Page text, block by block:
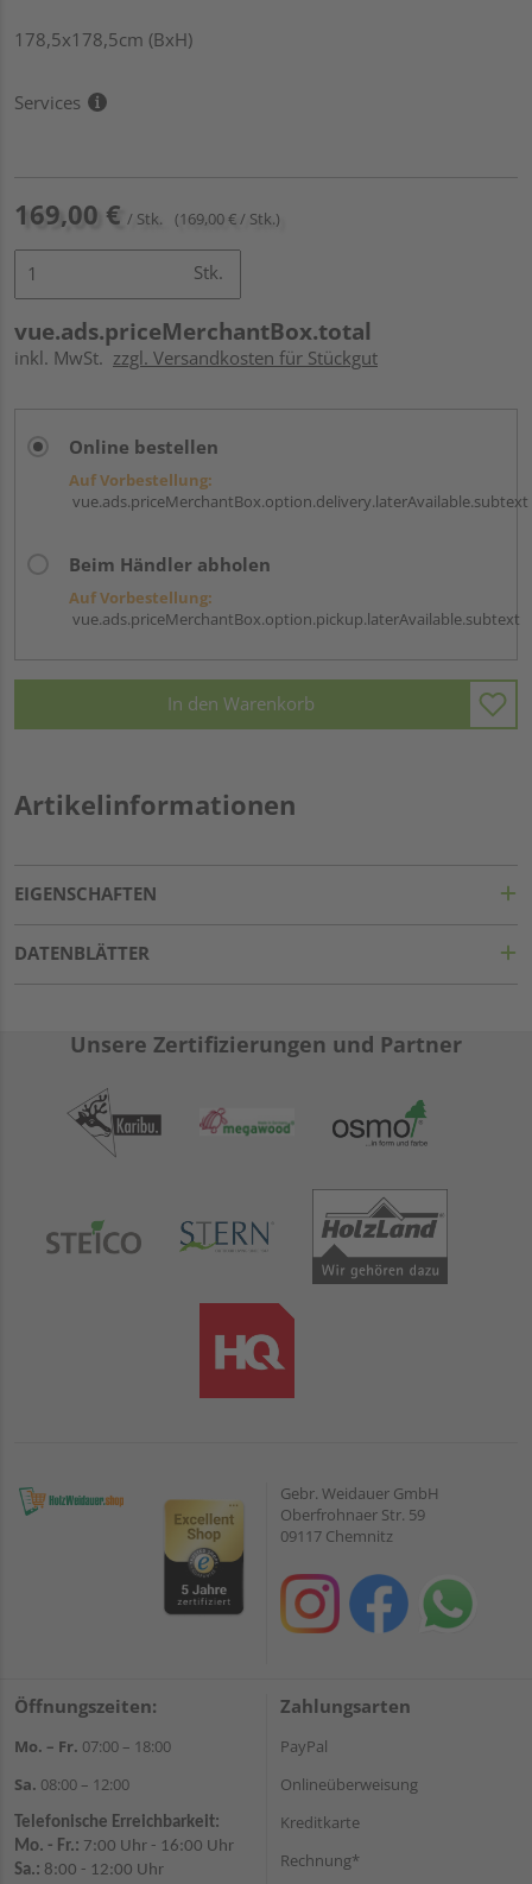
178,5x178,5cm (BxH)
Services
169,00 € / Stk. (169,00 € / Stk.)
Stk.
vue.ads.priceMerchantBox.total
inkl. MwSt. zzgl. Versandkosten für Stückgut
Online bestellen
Auf Vorbestellung:
vue.ads.priceMerchantBox.option.delivery.laterAvailable.subtext
Beim Händler abholen
Auf Vorbestellung:
vue.ads.priceMerchantBox.option.pickup.laterAvailable.subtext
In den Warenkorb
Artikelinformationen
EIGENSCHAFTEN
DATENBLÄTTER
Unsere Zertifizierungen und Partner
Gebr. Weidauer GmbH
Oberfrohnaer Str. 59
09117 Chemnitz
Öffnungszeiten:
Mo. – Fr. 07:00 – 18:00
Sa. 08:00 – 12:00
Telefonische Erreichbarkeit:
Mo. - Fr.: 7:00 Uhr - 16:00 Uhr
Sa.: 8:00 - 12:00 Uhr
Zahlungsarten
PayPal
Onlineüberweisung
Kreditkarte
Rechnung*